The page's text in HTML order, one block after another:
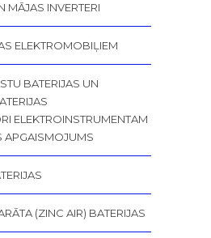
MĀJAS INVERTERI
ELEKTROMOBIĻIEM
BATERIJAS UN
ELEKTROINSTRUMENTAM
APGAISMOJUMS
(ZINC AIR) BATERIJAS